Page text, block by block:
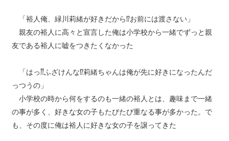
「裕人俺、緑川莉緒が好きだから⁉︎お前には渡さない」
親友の裕人に高々と宣言した俺は小学校から一緒でずっと親
友である裕人に嘘をつきたくなかった
「はっ⁇ふざけんな⁉︎莉緒ちゃんは俺が先に好きになったんだ
っつうの」
小学校の時から何をするのも一緒の裕人とは、趣味まで一緒
の事が多く、好きな女の子もたびたび重なる事が多かった。で
も、その度に俺は裕人に好きな女の子を譲ってきた